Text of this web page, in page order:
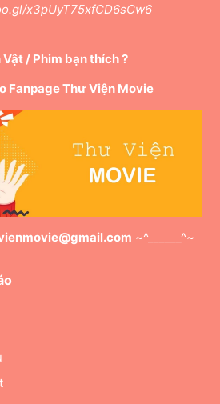
x3pUyT75xfCD6sCw6
/ Phim bạn thích ?
Fanpage Thư Viện Movie
~^______^~